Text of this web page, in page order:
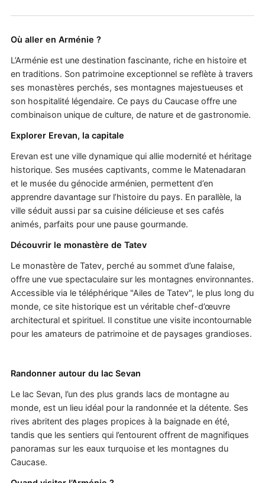
Où aller en Arménie ?
L’Arménie est une destination fascinante, riche en histoire et
en traditions. Son patrimoine exceptionnel se reflète à travers
ses monastères perchés, ses montagnes majestueuses et
son hospitalité légendaire. Ce pays du Caucase offre une
combinaison unique de culture, de nature et de gastronomie.
Explorer Erevan, la capitale
Erevan est une ville dynamique qui allie modernité et héritage
historique. Ses musées captivants, comme le Matenadaran
et le musée du génocide arménien, permettent d’en
apprendre davantage sur l’histoire du pays. En parallèle, la
ville séduit aussi par sa cuisine délicieuse et ses cafés
animés, parfaits pour une pause gourmande.
Découvrir le monastère de Tatev
Le monastère de Tatev, perché au sommet d’une falaise,
offre une vue spectaculaire sur les montagnes environnantes.
Accessible via le téléphérique "Ailes de Tatev", le plus long du
monde, ce site historique est un véritable chef-d’œuvre
architectural et spirituel. Il constitue une visite incontournable
pour les amateurs de patrimoine et de paysages grandioses.
Randonner autour du lac Sevan
Le lac Sevan, l’un des plus grands lacs de montagne au
monde, est un lieu idéal pour la randonnée et la détente. Ses
rives abritent des plages propices à la baignade en été,
tandis que les sentiers qui l’entourent offrent de magnifiques
panoramas sur les eaux turquoise et les montagnes du
Caucase.